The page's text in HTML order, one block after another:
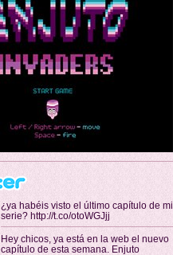
¿ya habéis visto el último capítulo de mi
serie? http://t.co/otoWGJjj
Hey chicos, ya está en la web el nuevo
capítulo de esta semana. Enjuto